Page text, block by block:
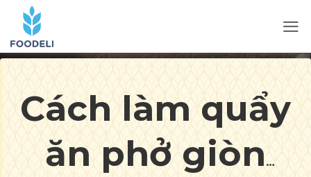
Cách làm quẩy
ăn phở giòn